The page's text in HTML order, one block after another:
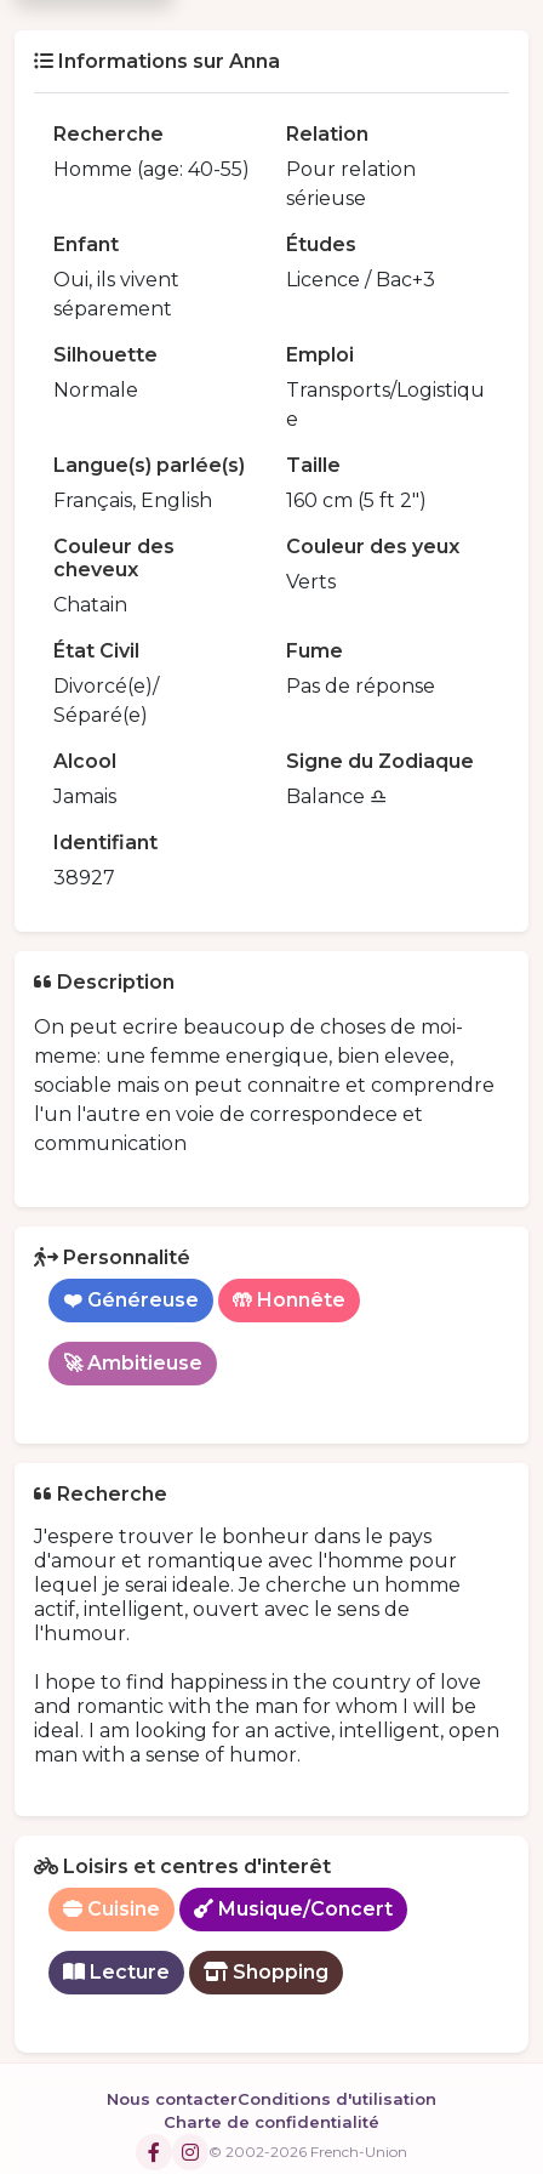
Informations sur Anna
Recherche
Homme (age: 40-55)
Relation
Pour relation
sérieuse
Enfant
Oui, ils vivent
séparement
Études
Licence / Bac+3
Silhouette
Normale
Emploi
Transports/Logistiqu
e
Langue(s) parlée(s)
Français, English
Taille
160 cm (5 ft 2")
Couleur des
cheveux
Chatain
Couleur des yeux
Verts
État Civil
Divorcé(e)/
Séparé(e)
Fume
Pas de réponse
Alcool
Jamais
Signe du Zodiaque
Balance ♎️
Identifiant
38927
Description
On peut ecrire beaucoup de choses de moi-
meme: une femme energique, bien elevee,
sociable mais on peut connaitre et comprendre
l'un l'autre en voie de correspondece et
communication
Personnalité
❤️ Généreuse
🤲 Honnête
🚀 Ambitieuse
Recherche
J'espere trouver le bonheur dans le pays
d'amour et romantique avec l'homme pour
lequel je serai ideale. Je cherche un homme
actif, intelligent, ouvert avec le sens de
l'humour.
I hope to find happiness in the country of love
and romantic with the man for whom I will be
ideal. I am looking for an active, intelligent, open
man with a sense of humor.
Loisirs et centres d'interêt
Cuisine
Musique/Concert
Lecture Shopping
Nous contacterConditions d'utilisation
Charte de confidentialité
© 2002-2026 French-Union